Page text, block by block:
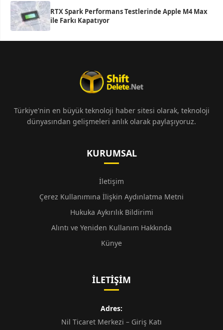
RTX Spark Performans Testlerinde Apple M4 Max
ile Farkı Kapatıyor
Türkiye'nin en büyük teknoloji haber sitesi olarak, teknoloji
dünyasından gelişmeleri anlık olarak paylaşıyoruz.
KURUMSAL
İletişim
Çerez Kullanımına İlişkin Aydınlatma Metni
Hukuka Aykırılık Bildirimi
Alıntı ve Yeniden Kullanım Hakkında
Künye
İLETIŞIM
Adres:
Nil Ticaret Merkezi – Giriş Katı